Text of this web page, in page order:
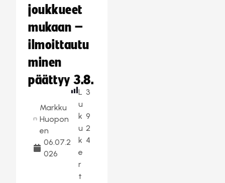
joukkueet
mukaan –
ilmoittautu
minen
päättyy 3.8.
Markku
Huopon
en
06.07.2
026
L
u
k
u
k
e
r
t
3
9
2
4